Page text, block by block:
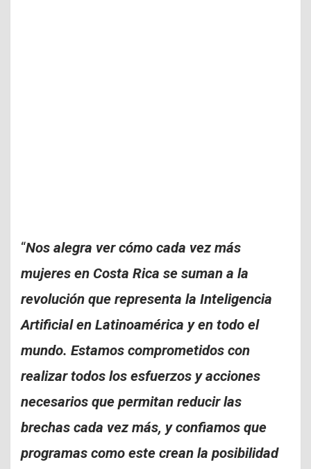
“Nos alegra ver cómo cada vez más
mujeres en Costa Rica se suman a la
revolución que representa la Inteligencia
Artificial en Latinoamérica y en todo el
mundo. Estamos comprometidos con
realizar todos los esfuerzos y acciones
necesarios que permitan reducir las
brechas cada vez más, y confiamos que
programas como este crean la posibilidad